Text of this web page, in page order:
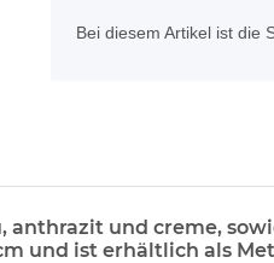
Bei diesem Artikel ist die
und creme,
und ist erhältlich als